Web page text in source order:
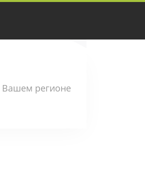
Вашем регионе